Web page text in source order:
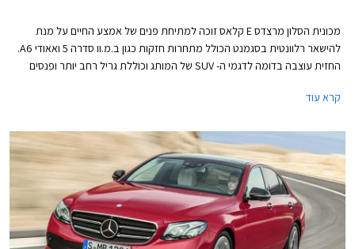
מכונית הסלון מרצדס E קלאס זוכה למתיחת פנים של אמצע החיים על מנת
להישאר רלוונטית בסגמנט הכולל מתחרות חזקות כגון ב.מ.וו סדרה 5 ואאודי A6.
החזית עוצבה בדומה לדגמי ה- SUV של המותג וכוללת גריל רחב יותר ופנסים
כמו כן, הפגושים עוצבו מחדש וחישוקים בעיצובים שונים משלימים את העיצוב
קרא עוד